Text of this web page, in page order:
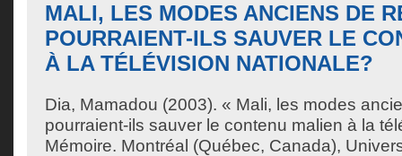
MALI, LES MODES ANCIENS DE
POURRAIENT-ILS SAUVER LE
À LA TÉLÉVISION NATIONALE?
Dia, Mamadou (2003). « Mali, les modes
pourraient-ils sauver le contenu malien à la
Mémoire. Montréal (Québec, Canada),